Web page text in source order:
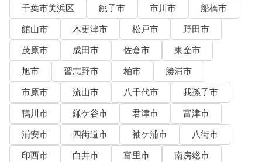
千葉市美浜区
銚子市 市川市
船橋市
館山市
木更津市 松戸市
野田市
茂原市
成田市 佐倉市
東金市
旭市
習志野市 柏市
勝浦市
市原市
流山市 八千代市
我孫子市
鴨川市
鎌ケ谷市 君津市
富津市
浦安市
四街道市 袖ケ浦市
八街市
印西市
白井市 富里市
南房総市